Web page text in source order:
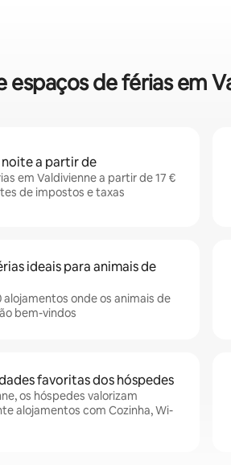
espaços de férias em
noite a partir de
em Valdivienne a partir de 17 €
de impostos e taxas
ideais para animais de
alojamentos onde os animais de
bem-vindos
favoritas dos hóspedes
os hóspedes valorizam
alojamentos com Cozinha, Wi-